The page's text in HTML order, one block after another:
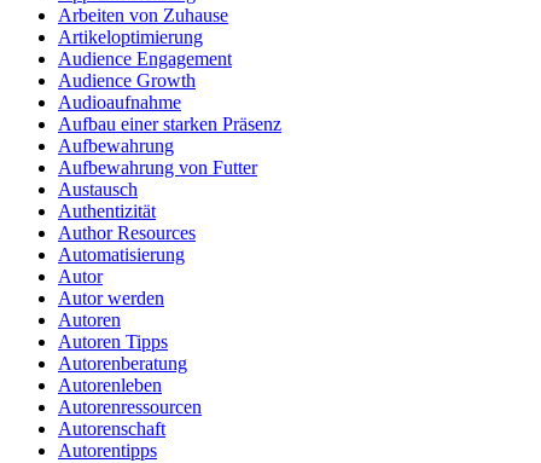
Arbeiten von Zuhause
Artikeloptimierung
Audience Engagement
Audience Growth
Audioaufnahme
Aufbau einer starken Präsenz
Aufbewahrung
Aufbewahrung von Futter
Austausch
Authentizität
Author Resources
Automatisierung
Autor
Autor werden
Autoren
Autoren Tipps
Autorenberatung
Autorenleben
Autorenressourcen
Autorenschaft
Autorentipps